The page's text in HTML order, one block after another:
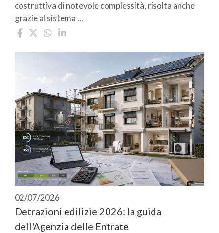
costruttiva di notevole complessità, risolta anche
grazie al sistema ...
02/07/2026
Detrazioni edilizie 2026: la guida
dell'Agenzia delle Entrate